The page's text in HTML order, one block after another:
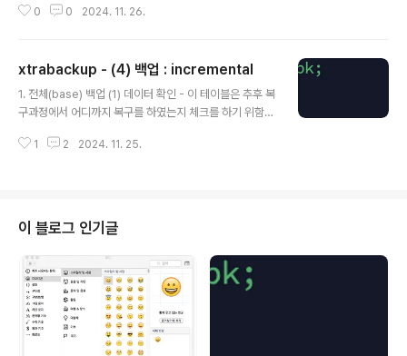
h.rpm$ percona-release ..
업본(전체백업)까지만 복구 (1) 백업 파일 가져오기 - cras
3:/data/.mysql@192.168.56.3's password: base.
xbstream 100% 40MB 45.5MB/s 00:00 inc1.xbst
ream 100% 303KB 23.3MB/s 00:00..
0 0 2024. 11. 26.
xtrabackup - (4) 백업 : incremental
1. 전체(base) 백업 (1) 데이터 확인 - 이 테이블은 추후 복
구과정에서 어디까지 복구를 하였는지 체크를 하기 위함입
들을 묶어주는 기능을 제공 합니다. tar 와 같은 느낌입니
k --stream=xbstream > /data/backup/base.xbst
ream[root@mac18-02 data]# /mysql/xtrabacku
p/bin/xtrabackup --defaults-file=/etc/m..
1 2 2024. 11. 25.
이 블로그 인기글